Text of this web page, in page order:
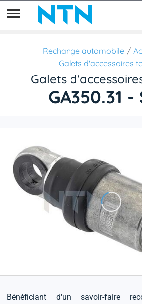
Rechange automobile
Galets d'accessoires
Galets
GA350.31 -
Bénéficiant d'un savoir-faire